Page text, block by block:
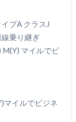
プA クラスJ
乗り継ぎ
マイルでビ
イルでビジネ